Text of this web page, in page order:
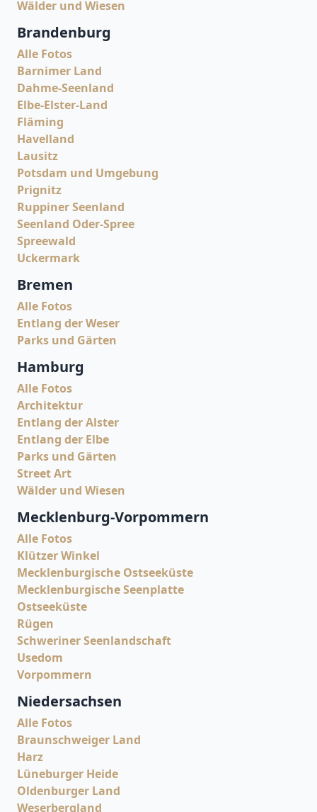
Wälder und Wiesen
Brandenburg
Alle Fotos
Barnimer Land
Dahme-Seenland
Elbe-Elster-Land
Fläming
Havelland
Lausitz
Potsdam und Umgebung
Prignitz
Ruppiner Seenland
Seenland Oder-Spree
Spreewald
Uckermark
Bremen
Alle Fotos
Entlang der Weser
Parks und Gärten
Hamburg
Alle Fotos
Architektur
Entlang der Alster
Entlang der Elbe
Parks und Gärten
Street Art
Wälder und Wiesen
Mecklenburg-Vorpommern
Alle Fotos
Klützer Winkel
Mecklenburgische Ostseeküste
Mecklenburgische Seenplatte
Ostseeküste
Rügen
Schweriner Seenlandschaft
Usedom
Vorpommern
Niedersachsen
Alle Fotos
Braunschweiger Land
Harz
Lüneburger Heide
Oldenburger Land
Weserbergland